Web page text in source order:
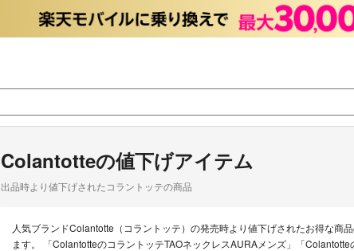
Colantotteの値下げアイテム
出品時より値下げされたコラントッテの商品
人気ブランドColantotte（コラントッテ）の発売時より値下げされたお得な商
ます。 「ColantotteのコラントッテTAOネックレスAURAメンズ」「